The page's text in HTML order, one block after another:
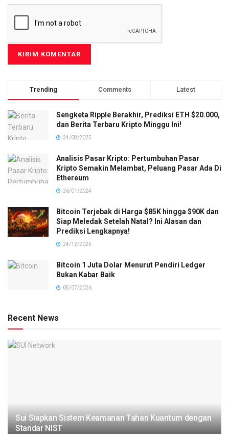
Trending Comments Latest
Sengketa Ripple Berakhir, Prediksi ETH $20.000,
dan Berita Terbaru Kripto Minggu Ini!
24/08/2025
Analisis Pasar Kripto: Pertumbuhan Pasar
Kripto Semakin Melambat, Peluang Pasar Ada Di
Ethereum
26/01/2024
Bitcoin Terjebak di Harga $85K hingga $90K dan
Siap Meledak Setelah Natal? Ini Alasan dan
Prediksi Lengkapnya!
24/12/2025
Bitcoin 1 Juta Dolar Menurut Pendiri Ledger
Bukan Kabar Baik
05/07/2026
Recent News
Sui Siapkan Sistem Keamanan Tahan Kuantum dengan
Standar NIST